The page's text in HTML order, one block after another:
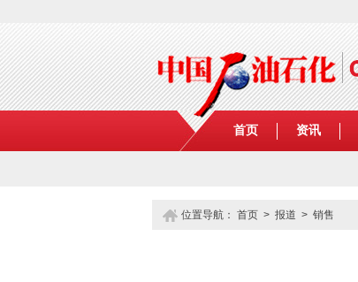
首页 资讯
位置导航： 首页 > 报道 > 销售